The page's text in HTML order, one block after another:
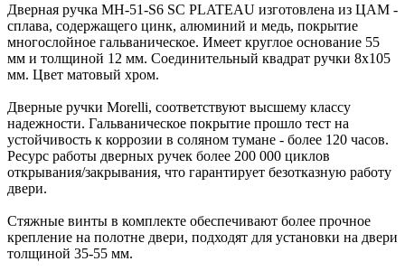
Дверная ручка MH-51-S6 SC PLATEAU изготовлена из ЦАМ -
сплава, содержащего цинк, алюминий и медь, покрытие
многослойное гальваническое. Имеет круглое основание 55
мм и толщиной 12 мм. Соединительный квадрат ручки 8х105
мм. Цвет матовый хром.
Дверные ручки Morelli, соответствуют высшему классу
надежности. Гальваническое покрытие прошло тест на
устойчивость к коррозии в соляном тумане - более 120 часов.
Ресурс работы дверных ручек более 200 000 циклов
открывания/закрывания, что гарантирует безотказную работу
двери.
Стяжные винты в комплекте обеспечивают более прочное
крепление на полотне двери, подходят для установки на двери
толщиной 35-55 мм.